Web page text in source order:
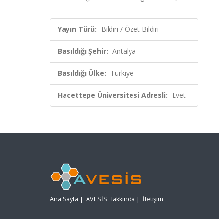
Yayın Türü: Bildiri / Özet Bildiri
Basıldığı Şehir: Antalya
Basıldığı Ülke: Türkiye
Hacettepe Üniversitesi Adresli: Evet
Ana Sayfa | AVESİS Hakkında | İletişim